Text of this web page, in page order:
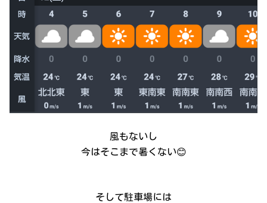
風もないし
今はそこまで暑くない😊
そして駐車場には